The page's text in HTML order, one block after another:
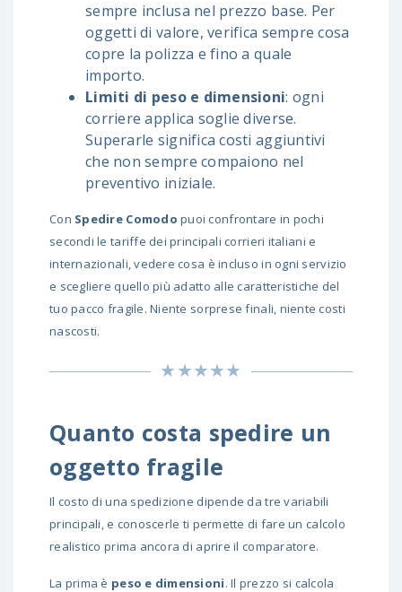
sempre inclusa nel prezzo base. Per
oggetti di valore, verifica sempre cosa
copre la polizza e fino a quale
importo.
Limiti di peso e dimensioni: ogni
corriere applica soglie diverse.
Superarle significa costi aggiuntivi
che non sempre compaiono nel
preventivo iniziale.
Con Spedire Comodo puoi confrontare in pochi
secondi le tariffe dei principali corrieri italiani e
internazionali, vedere cosa è incluso in ogni servizio
e scegliere quello più adatto alle caratteristiche del
tuo pacco fragile. Niente sorprese finali, niente costi
nascosti.
Quanto costa spedire un
oggetto fragile
Il costo di una spedizione dipende da tre variabili
principali, e conoscerle ti permette di fare un calcolo
realistico prima ancora di aprire il comparatore.
La prima è peso e dimensioni. Il prezzo si calcola